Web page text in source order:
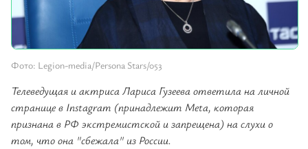
Фото: Legion-media/Persona Stars/053
Телеведущая и актриса Лариса Гузеева ответила на личной
странице в Instagram (принадлежит Meta, которая
признана в РФ экстремистской и запрещена) на слухи о
том, что она "сбежала" из России.